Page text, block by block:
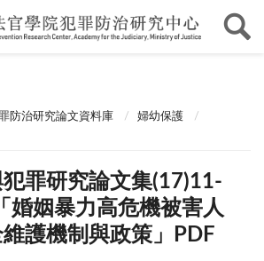
防治研究論文資料庫
婦幼保護
罪研究論文集(17)11-
婚姻暴力高危機被害人
護機制與政策」PDF